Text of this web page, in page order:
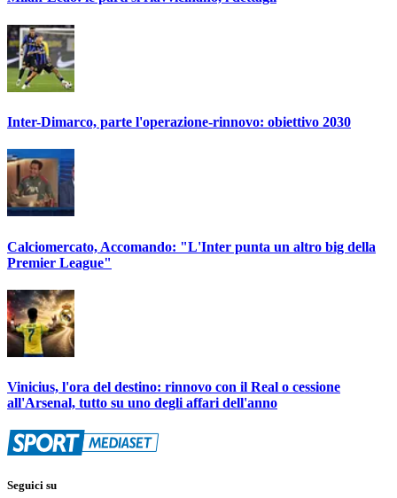
Inter-Dimarco, parte l'operazione-rinnovo: obiettivo 2030
Calciomercato, Accomando: "L'Inter punta un altro big della
Premier League"
Vinicius, l'ora del destino: rinnovo con il Real o cessione
all'Arsenal, tutto su uno degli affari dell'anno
Seguici su